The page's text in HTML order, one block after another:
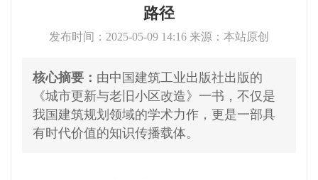
路径
发布时间：2025-05-09 14:16 来源：本站原创
核心摘要： 由中国建筑工业出版社出版的
《城市更新与老旧小区改造》一书，不仅是
我国建筑规划领域的学术力作，更是一部具
有时代价值的知识传播载体。